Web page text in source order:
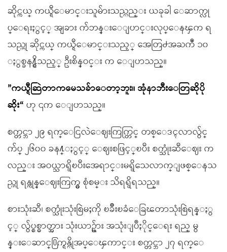
ဆိုင္ကယ္ ကယ္ရီေမာင္းသူမ်ားသည္လည္း ယခုခါ ေဆာက္လု
ပ္ေရးႏွင့္ အျခား က်ဘန္းေျပာင္းလုပ္ေနၾက ရ
သည္ဟု ဆိုင္ကယ္ ကယ္ရီေမာင္းသည့္ အေတြ႕အႀကဳံ ၁၀
ႏွစ္ခန႔္ရွိသည့္ ဦးစိန္ဝင္း က ေျပာသည္။
”ကယ္ရီဆြဲတာကမေသခ်ာေတာ့ဘူး။ အုံနာဘီးေတြဆိုပို
ဆိုး“ ဟု ၎က ေျပာသည္။
စက္တင္ဘာ ၂၉ ရက္ေငြလဲေဈးကြက္တြင္ တစ္ေဒၚလာလွ်င္
က်ပ္ ၂၆၀၀ ခန႔္ႏွင့္ ေဈးစဖြင့္ၿပီး စက္သုံးဆီေဈး က
လည္း အဝယ္သာရွိၿပီးအေရာင္းမရွိသေလာက္ျဖစ္ေနသ
ည္ဟု ရန္ကုန္ေဈးကြက္မွ စုံစမ္း သိရရွိရသည္။
စားသုံးဆီ၊ စက္သုံးသုံးစြဲမႈကို ၿခိဳးၿခံေခြၽတာသုံးစြဲရန္ႏွ
င့္ လွ်ပ္စစ္ဓာတ္အား သုံးယာဥ္မ်ား အသုံးျပဳႏိုင္ေရး ရည္ မွ
န္းေဆာင္႐ြက္ရန္လိုအပ္ေၾကာင္း စက္တင္ဘာ ၂၇ ရက္ေ